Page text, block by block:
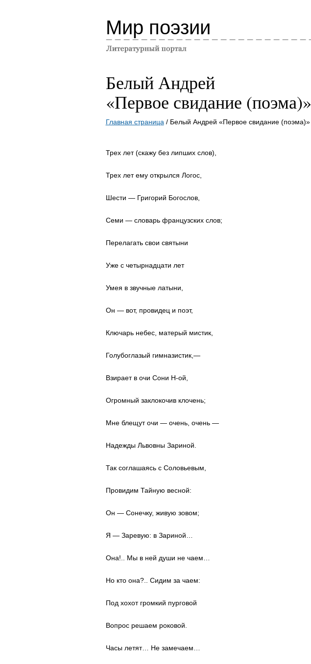
Мир поэзии
Белый Андрей
«Первое свидание (поэма)»
Главная страница / Белый Андрей «Первое свидание (поэма)»
Трех лет (скажу без липших слов),
Трех лет ему открылся Логос,
Шести — Григорий Богослов,
Семи — словарь французских слов;
Перелагать свои святыни
Уже с четырнадцати лет
Умея в звучные латыни,
Он — вот, провидец и поэт,
Ключарь небес, матерый мистик,
Голубоглазый гимназистик,—
Взирает в очи Сони Н-ой,
Огромный заклокочив клочень;
Мне блещут очи — очень, очень —
Надежды Львовны Зариной.
Так соглашаясь с Соловьевым,
Провидим Тайную весной:
Он — Сонечку, живую зовом;
Я — Заревую: в Зариной…
Она!.. Мы в ней души не чаем…
Но кто она?.. Сидим за чаем:
Под хохот громкий пурговой
Вопрос решаем роковой.
Часы летят… Не замечаем…